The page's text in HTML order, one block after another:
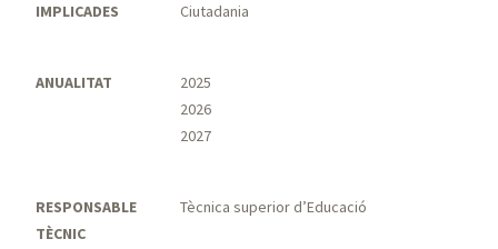
IMPLICADES
Ciutadania
ANUALITAT
2025
2026
2027
RESPONSABLE
TÈCNIC
Tècnica superior d’Educació